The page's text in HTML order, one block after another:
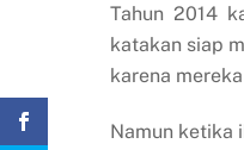
Tahun 2014
katakan siap
karena
Namun ketika